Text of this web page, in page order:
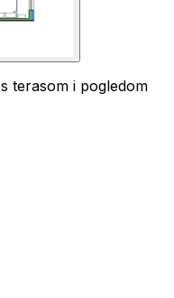
terasom i pogledom